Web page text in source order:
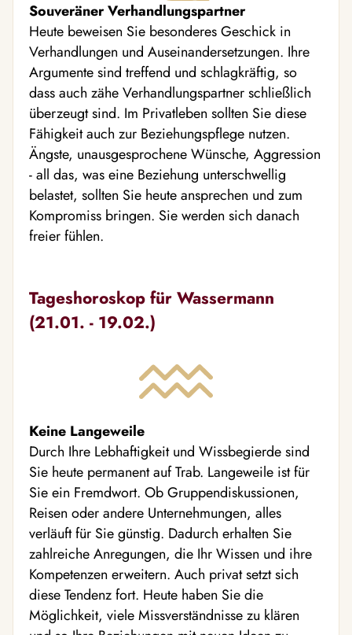
Souveräner Verhandlungspartner
Heute beweisen Sie besonderes Geschick in
Verhandlungen und Auseinandersetzungen. Ihre
Argumente sind treffend und schlagkräftig, so
dass auch zähe Verhandlungspartner schließlich
überzeugt sind. Im Privatleben sollten Sie diese
Fähigkeit auch zur Beziehungspflege nutzen.
Ängste, unausgesprochene Wünsche, Aggression
- all das, was eine Beziehung unterschwellig
belastet, sollten Sie heute ansprechen und zum
Kompromiss bringen. Sie werden sich danach
freier fühlen.
Tageshoroskop für Wassermann
(21.01. - 19.02.)
Keine Langeweile
Durch Ihre Lebhaftigkeit und Wissbegierde sind
Sie heute permanent auf Trab. Langeweile ist für
Sie ein Fremdwort. Ob Gruppendiskussionen,
Reisen oder andere Unternehmungen, alles
verläuft für Sie günstig. Dadurch erhalten Sie
zahlreiche Anregungen, die Ihr Wissen und ihre
Kompetenzen erweitern. Auch privat setzt sich
diese Tendenz fort. Heute haben Sie die
Möglichkeit, viele Missverständnisse zu klären